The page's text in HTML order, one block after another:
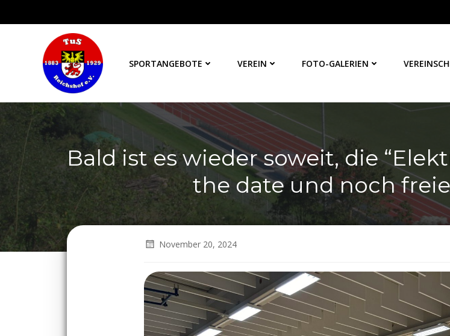
Inhalt
SPORTANGEBOTE VEREIN FOTO-GALERIEN
Bald ist es wieder soweit, die
the date und noch
November 20, 2024